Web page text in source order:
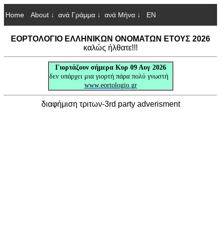
Home About ↓ ανά Γράμμα ↓ ανά Μήνα ↓ EN
ΕΟΡΤΟΛΟΓΙΟ ΕΛΛΗΝΙΚΩΝ ΟΝΟΜΑΤΩΝ ΕΤΟΥΣ 2026
καλώς ήλθατε!!!
Γιορτάζουν σήμερα Κυρ 09 Αυγ 2026
δεν υπάρχει μια γιορτή πάρα πολύ γνωστή
www.eortologio.gr
διαφήμιση τριτων-3rd party adverisment